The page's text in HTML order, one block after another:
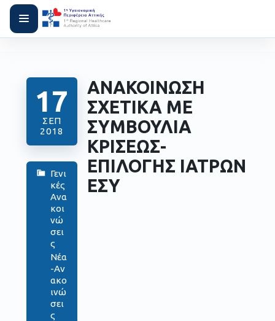
17
ΣΕΠ
2018
Γενι
κές
Ανα
κοι
νώ
σει
ς
Νέα
-Αν
ακο
ινώ
σει
ς
ΑΝΑΚΟΙΝΩΣΗ
ΣΧΕΤΙΚΑ ΜΕ
ΣΥΜΒΟΥΛΙΑ
ΚΡΙΣΕΩΣ-
ΕΠΙΛΟΓΗΣ ΙΑΤΡΩΝ
ΕΣΥ